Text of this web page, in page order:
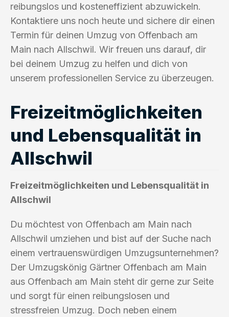
reibungslos und kosteneffizient abzuwickeln.
Kontaktiere uns noch heute und sichere dir einen
Termin für deinen Umzug von Offenbach am
Main nach Allschwil. Wir freuen uns darauf, dir
bei deinem Umzug zu helfen und dich von
unserem professionellen Service zu überzeugen.
Freizeitmöglichkeiten
und Lebensqualität in
Allschwil
Freizeitmöglichkeiten und Lebensqualität in
Allschwil
Du möchtest von Offenbach am Main nach
Allschwil umziehen und bist auf der Suche nach
einem vertrauenswürdigen Umzugsunternehmen?
Der Umzugskönig Gärtner Offenbach am Main
aus Offenbach am Main steht dir gerne zur Seite
und sorgt für einen reibungslosen und
stressfreien Umzug. Doch neben einem